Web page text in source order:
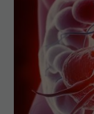
Bacteria din
Ce